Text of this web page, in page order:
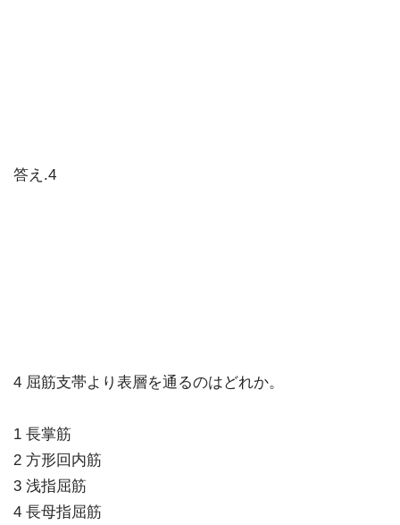
答え.4
4 屈筋支帯より表層を通るのはどれか。
1 長掌筋
2 方形回内筋
3 浅指屈筋
4 長母指屈筋